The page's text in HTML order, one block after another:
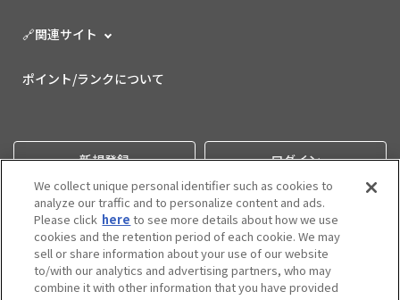
🔗関連サイト
ポイント/ランクについて
新規登録 ログイン
We collect unique personal identifier such as cookies to
analyze our traffic and to personalize content and ads.
Please click here to see more details about how we use
cookies and the retention period of each cookie. We may
sell or share information about your use of our website
to/with our analytics and advertising partners, who may
combine it with other information that you have provided